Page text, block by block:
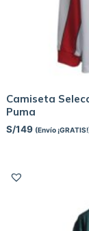
Camiseta
Puma
S/149 (Envío